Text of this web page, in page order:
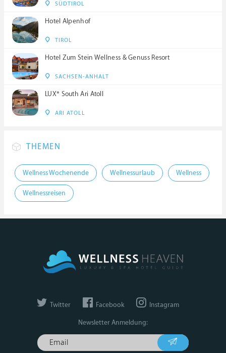
SÜDTIROL
Hotel Alpenhof
TIROL
Hotel Zum Stein Wellness & Genuss Resort
SACHSEN-ANHALT
LUX* South Ari Atoll
ARI ATOLL
THEMEN
Wellness Wochenende Wellnessurlaub Wellness
Wellnessreisen
Twitter Facebook Instagram
Newsletter Anmeldung: